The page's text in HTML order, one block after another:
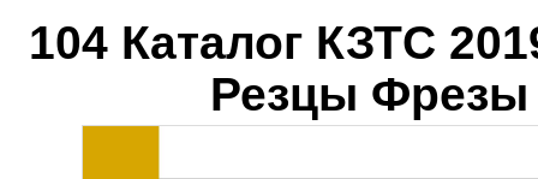
104 Каталог КЗТС
Резцы Фрезы